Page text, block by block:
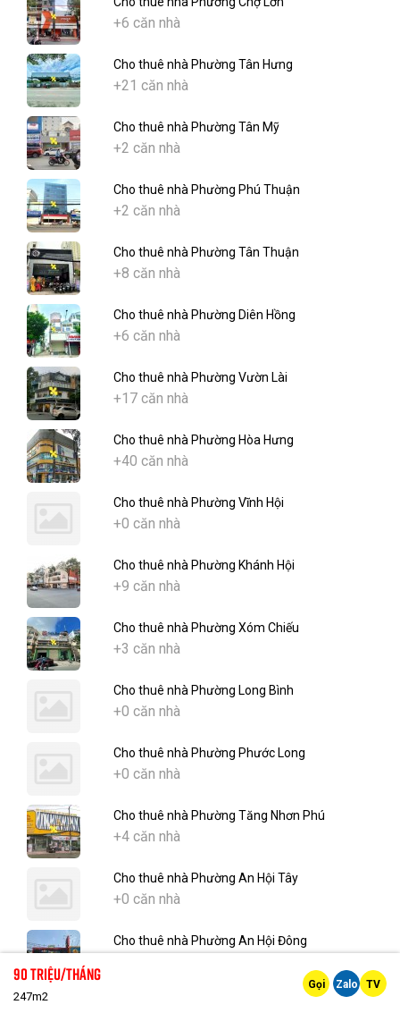
+6 căn nhà
Cho thuê nhà Phường Tân Hưng
+21 căn nhà
Cho thuê nhà Phường Tân Mỹ
+2 căn nhà
Cho thuê nhà Phường Phú Thuận
+2 căn nhà
Cho thuê nhà Phường Tân Thuận
+8 căn nhà
Cho thuê nhà Phường Diên Hồng
+6 căn nhà
Cho thuê nhà Phường Vườn Lài
+17 căn nhà
Cho thuê nhà Phường Hòa Hưng
+40 căn nhà
Cho thuê nhà Phường Vĩnh Hội
+0 căn nhà
Cho thuê nhà Phường Khánh Hội
+9 căn nhà
Cho thuê nhà Phường Xóm Chiếu
+3 căn nhà
Cho thuê nhà Phường Long Bình
+0 căn nhà
Cho thuê nhà Phường Phước Long
+0 căn nhà
Cho thuê nhà Phường Tăng Nhơn Phú
+4 căn nhà
Cho thuê nhà Phường An Hội Tây
+0 căn nhà
Cho thuê nhà Phường An Hội Đông
90 Triệu/tháng
247m2
Gọi Zalo TV